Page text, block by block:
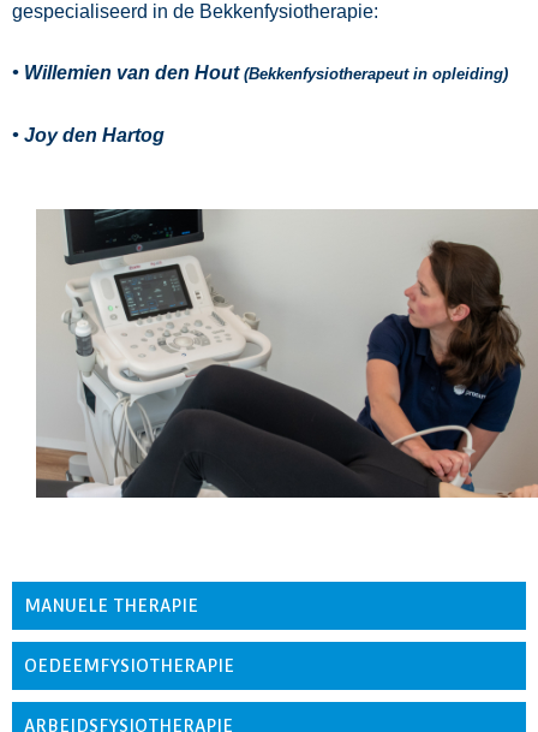
gespecialiseerd in de Bekkenfysiotherapie:
• Willemien van den Hout (Bekkenfysiotherapeut in opleiding)
• Joy den Hartog
MANUELE THERAPIE
OEDEEMFYSIOTHERAPIE
ARBEIDSFYSIOTHERAPIE